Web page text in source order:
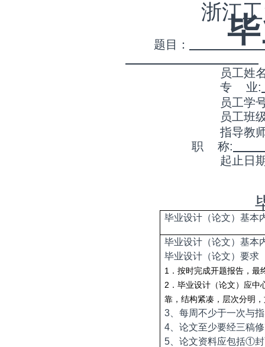
浙江
题目：
员工姓
专
业:
员工学
员工班
指导教
职
称:
起止日
毕业设计（论文）基本
毕业设计（论文）基本
毕业设计（论文）要求
1 ．按时完成开题报告，
2 ．毕业设计（论文）应
靠，结构紧凑，层次分明
3、每周不少于一次与
4、论文至少要经三稿
5、论文资料应包括①封